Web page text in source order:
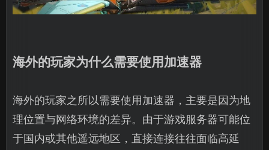
海外的玩家为什么需要使用加速器
海外的玩家之所以需要使用加速器，主要是因为地
理位置与网络环境的差异。由于游戏服务器可能位
于国内或其他遥远地区，直接连接往往面临高延